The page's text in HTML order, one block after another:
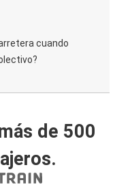
cuando
de 500